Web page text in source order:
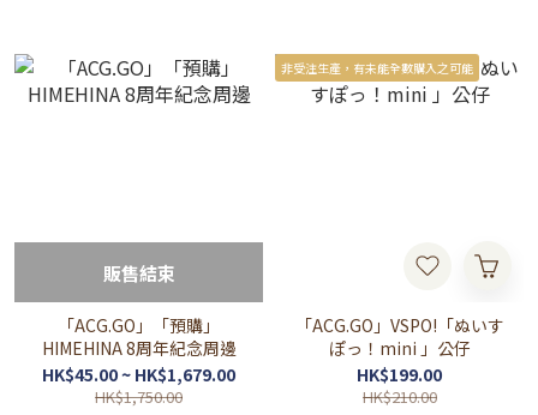
販售結束
「ACG.GO」「預購」
HIMEHINA 8周年紀念周邊
HK$45.00 ~ HK$1,679.00
HK$1,750.00
非受注生產，有未能全數購入之可能
「ACG.GO」VSPO!「ぬいす
ぽっ！mini 」公仔
HK$199.00
HK$210.00